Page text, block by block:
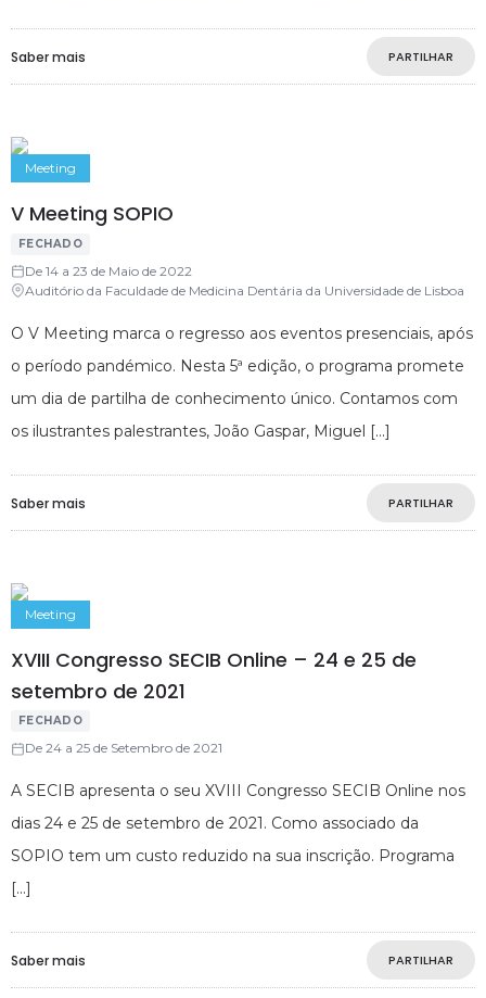
Saber mais PARTILHAR
Meeting
V Meeting SOPIO
FECHADO
De 14 a 23 de Maio de 2022
Auditório da Faculdade de Medicina Dentária da Universidade de Lisboa
O V Meeting marca o regresso aos eventos presenciais, após
o período pandémico. Nesta 5ª edição, o programa promete
um dia de partilha de conhecimento único. Contamos com
os ilustrantes palestrantes, João Gaspar, Miguel
Saber mais PARTILHAR
Meeting
XVIII Congresso SECIB Online – 24 e 25 de
setembro de 2021
FECHADO
De 24 a 25 de Setembro de 2021
A SECIB apresenta o seu XVIII Congresso SECIB Online nos
dias 24 e 25 de setembro de 2021. Como associado da
SOPIO tem um custo reduzido na sua inscrição. Programa
Saber mais PARTILHAR